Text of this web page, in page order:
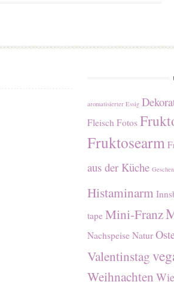
aromatisierter Essig
Fleisch Fotos
Fruktosearm
aus der Küche
Histaminarm
tape Mini-Franz
Nachspeise Natur
Valentinstag
Weihnachten